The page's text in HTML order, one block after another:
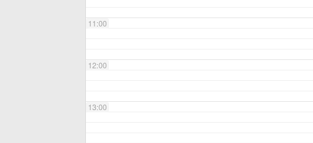
11:00
12:00
13:00